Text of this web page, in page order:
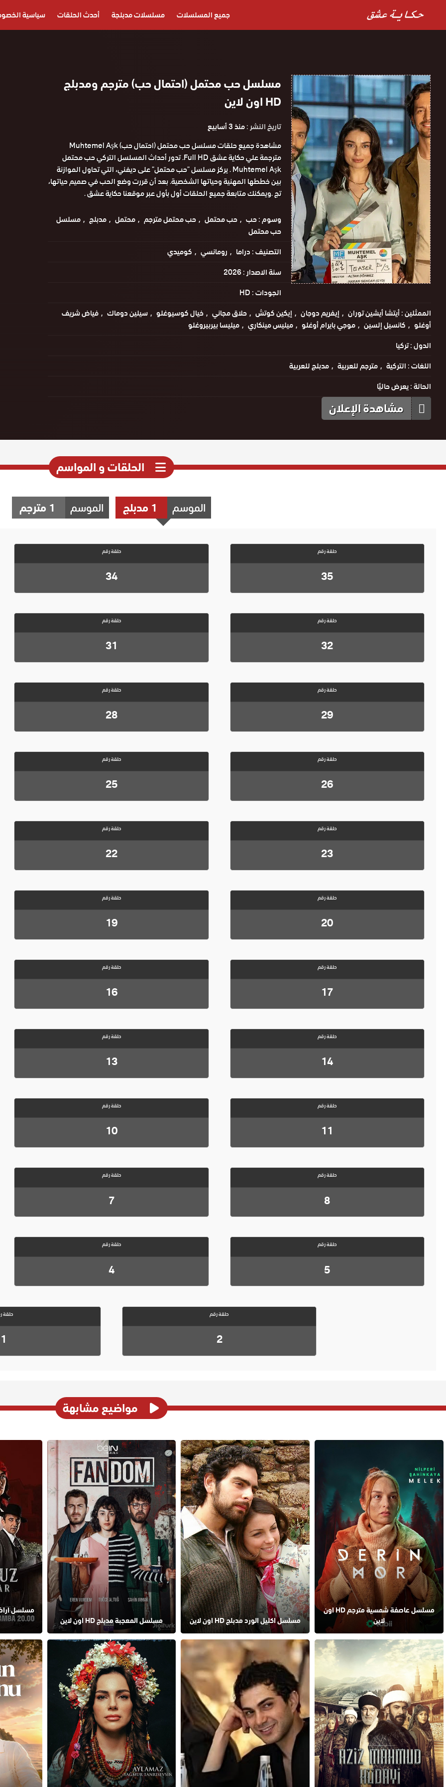
جميع المسلسلات مسلسلات مدبلجة أحدث الحلقات سياسية
مسلسل حب محتمل (احتمال حب) مترجم ومدبلج
HD اون لاين
تاريخ النشر :منذ 3 أسابيع
مشاهدة جميع حلقات مسلسل حب محتمل (احتمال حب) Muhtemel Aşk
مترجمة علي حكاية عشق Full HD. تدور أحداث المسلسل التركي حب محتمل
Muhtemel Aşk . يركز مسلسل "حب محتمل" على ديفني، التي تحاول الموازنة
بين خططها المهنية وحياتها الشخصية. بعد أن قررت وضع الحب في صميم حياتها،
تج .ويمكنك متابعة جميع الحلقات أول بأول عبر موقعنا حكاية عشق .
وسوم :حب حب محتمل حب محتمل مترجم محتمل مدبلج
مسلسل
حب محتمل
التصنيف :دراما رومانسي
كوميدي
سنة الاصدار :2026
الجودات :HD
الممثلين :أيتشا أيشين توران إيفريم دوجان إيكين كوتش حلاق مجاني خيال كوسيوغلو سيلين دوماك
فياض شريف
أوغلو
كانسيل إلسين موجي بايرام أوغلو ميليس مينكاري
ميليسا بيربيروغلو
الدول :تركيا
اللغات :التركية مترجم للعربية
مدبلج للعربية
الحالة :يعرض حاليًا
مشاهدة الإعلان
الحلقات و المواسم
الموسم 1 مدبلج الموسم 1 مترجم
حلقة رقم
35
حلقة رقم
34
حلقة رقم
32
حلقة رقم
31
حلقة رقم
29
حلقة رقم
28
حلقة رقم
26
حلقة رقم
25
حلقة رقم
23
حلقة رقم
22
حلقة رقم
20
حلقة رقم
19
حلقة رقم
17
حلقة رقم
16
حلقة رقم
14
حلقة رقم
13
حلقة رقم
11
حلقة رقم
10
حلقة رقم
8
حلقة رقم
7
حلقة رقم
5
حلقة رقم
4
حلقة رقم
2
حلقة
1
مواضيع مشابهة
مسلسل عاصفة شمسية مترجم HD اون
لاين
مسلسل اكليل الورد مدبلج HD اون لاين مسلسل المعجبة مدبلج HD اون لاين
مسلسل